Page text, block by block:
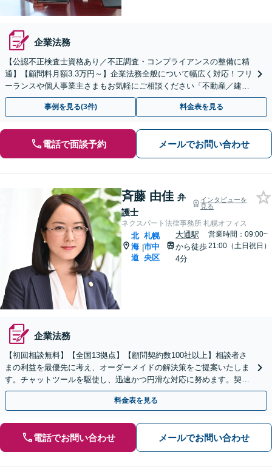
企業法務
【公認不正検査士資格あり／不正調査・コンプライアンスの整備に精
通】【顧問料月額3.3万円～】企業法務全般について幅広く対応！フリ
ーランスや個人事業主さまもお気軽にご相談ください「不動産／建設
業／／介護業／自動車関連ほか」【休日・夜間相談可】
事例を見る(3件) 料金表を見る
電話で面談予約 メールでお問い合わせ
斉藤 由佳 弁
護士
インタビューを
見る
ネクスパート法律事務所 札幌オフィス
北
海
道
|
札幌
市中
央区
大通駅
から徒歩
4分
営業時間：09:00~
21:00（土日祝日）
企業法務
【初回相談無料】【全国13拠点】【顧問契約数100社以上】相談者さ
まの利益を最優先に考え、オーダーメイドの解決策をご提案いたしま
す。チャットツールを駆使し、迅速かつ円滑な対応に努めます。契約
書レビューは原則翌日に対応します【夜間・休日対応】
料金表を見る
電話でお問い合わせ メールでお問い合わせ